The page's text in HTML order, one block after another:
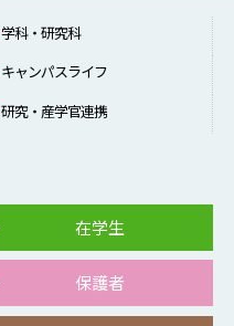
学科・研究科
キャンパスライフ
研究・産学官連携
在学生
保護者